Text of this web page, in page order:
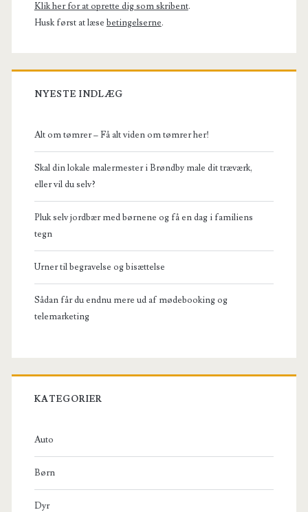
Klik her for at oprette dig som skribent.
Husk først at læse betingelserne.
NYESTE INDLÆG
Alt om tømrer – Få alt viden om tømrer her!
Skal din lokale malermester i Brøndby male dit træværk,
eller vil du selv?
Pluk selv jordbær med børnene og få en dag i familiens
tegn
Urner til begravelse og bisættelse
Sådan får du endnu mere ud af mødebooking og
telemarketing
KATEGORIER
Auto
Børn
Dyr